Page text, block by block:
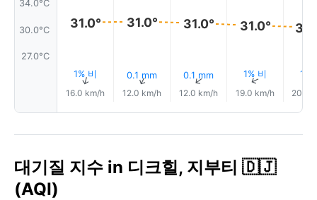
34.0°C
30.0°C
27.0°C
31.0°
1% 비
↑
16.0 km/h
31.0°
0.1 mm
↑
12.0 km/h
31.0°
0.1 mm
↑
12.0 km/h
31.0°
1% 비
↑
19.0 km/h
1%
20.0
대기질 지수 in 디크힐, 지부티 🇩🇯
(AQI)